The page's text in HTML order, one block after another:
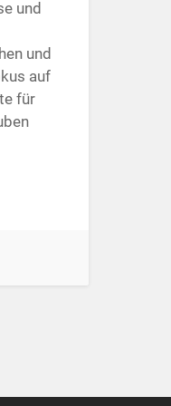
und
und
auf
für